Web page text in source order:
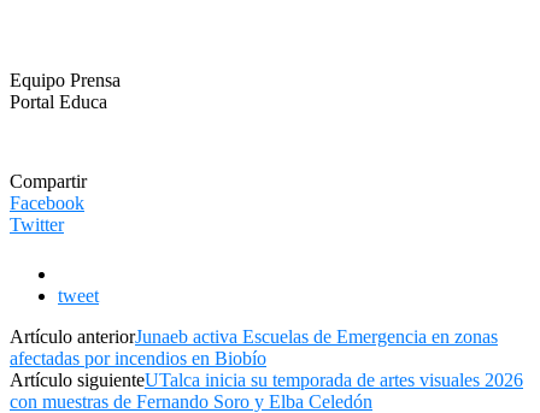
Equipo Prensa
Portal Educa
Compartir
Facebook
Twitter
tweet
Artículo anteriorJunaeb activa Escuelas de Emergencia en zonas
afectadas por incendios en Biobío
Artículo siguienteUTalca inicia su temporada de artes visuales 2026
con muestras de Fernando Soro y Elba Celedón